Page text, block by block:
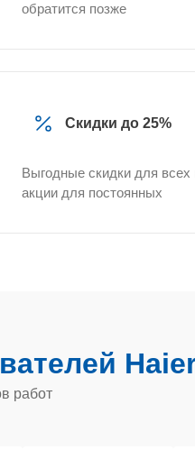
обратится позже
Скидки до 25%
Выгодные скидки для всех
акции для постоянных
работ